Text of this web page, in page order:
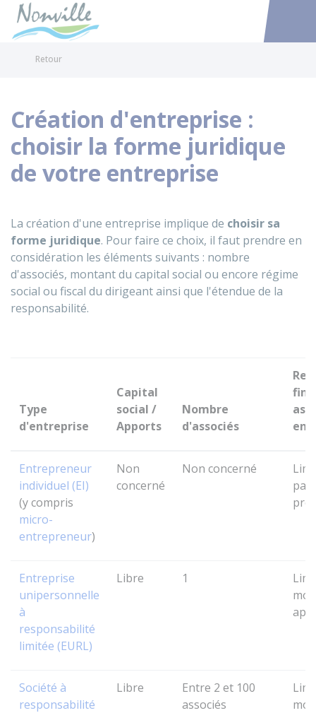
Accéder
Retour
Création d'entreprise :
choisir la forme juridique
de votre entreprise
La création d'une entreprise implique de choisir sa
forme juridique. Pour faire ce choix, il faut prendre en
considération les éléments suivants : nombre
d'associés, montant du capital social ou encore régime
social ou fiscal du dirigeant ainsi que l'étendue de la
responsabilité.
Type
d'entreprise
Capital
social /
Apports
Nombre
d'associés
Entrepreneur
individuel (EI)
(y compris
micro-
entrepreneur)
Non
concerné
Non concerné
Entreprise
unipersonnelle
à
responsabilité
limitée (EURL)
Libre 1
Société à
responsabilité
Libre
Entre 2 et 100
associés